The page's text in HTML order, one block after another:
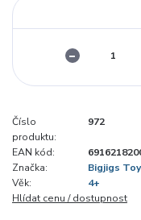
Číslo
produktu:
972
EAN kód:
Značka:
Bigjigs
Věk:
4+
Hlídat cenu / dostupnost